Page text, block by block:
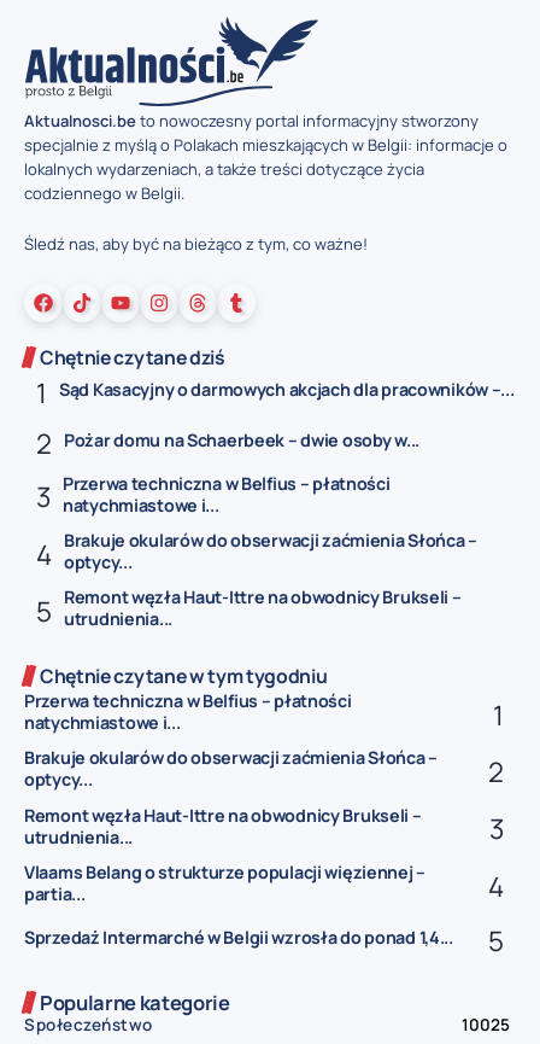
Aktualnosci.beto nowoczesny portal informacyjny stworzony
specjalnie z myślą o Polakach mieszkających w Belgii: informacje o
lokalnych wydarzeniach, a także treści dotyczące życia
codziennego w Belgii.
Śledź nas, aby być na bieżąco z tym, co ważne!
Chętnie czytane dziś
Sąd Kasacyjny o darmowych akcjach dla pracowników –...
Pożar domu na Schaerbeek – dwie osoby w...
Przerwa techniczna w Belfius – płatności
natychmiastowe i...
Brakuje okularów do obserwacji zaćmienia Słońca –
optycy...
Remont węzła Haut-Ittre na obwodnicy Brukseli –
utrudnienia...
Chętnie czytane w tym tygodniu
Przerwa techniczna w Belfius – płatności
natychmiastowe i...
Brakuje okularów do obserwacji zaćmienia Słońca –
optycy...
Remont węzła Haut-Ittre na obwodnicy Brukseli –
utrudnienia...
Vlaams Belang o strukturze populacji więziennej –
partia...
Sprzedaż Intermarché w Belgii wzrosła do ponad 1,4...
Popularne kategorie
Społeczeństwo
10025